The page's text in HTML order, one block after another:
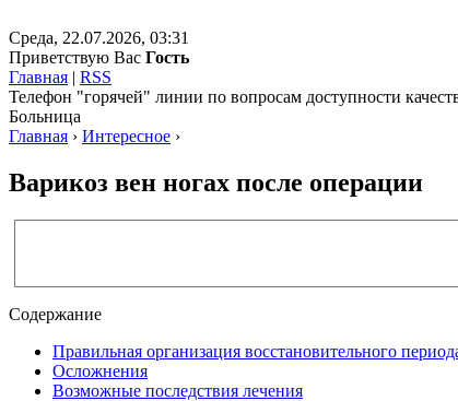
Среда, 22.07.2026, 03:31
Приветствую Вас Гость
Главная | RSS
Телефон "горячей" линии по вопросам доступности
Больница
Главная › Интересное ›
Варикоз вен ногах после операции
Содержание
Правильная организация восстановительного
Осложнения
Возможные последствия лечения